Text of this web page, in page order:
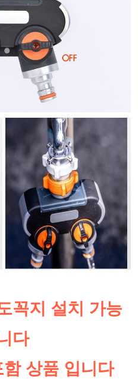
꼭지 설치 가능
다
상품 입니다